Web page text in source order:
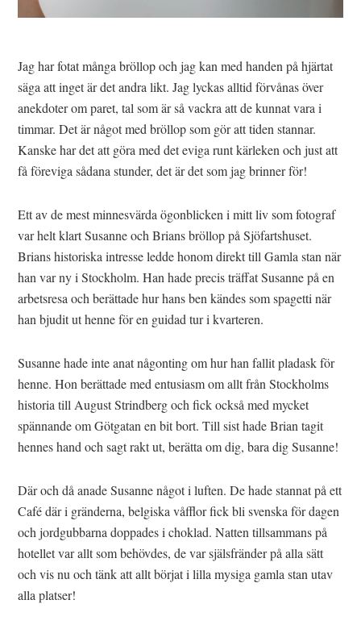
Jag har fotat många bröllop och jag kan med handen på hjärtat
säga att inget är det andra likt. Jag lyckas alltid förvånas över
anekdoter om paret, tal som är så vackra att de kunnat vara i
timmar. Det är något med bröllop som gör att tiden stannar.
Kanske har det att göra med det eviga runt kärleken och just att
få föreviga sådana stunder, det är det som jag brinner för!
Ett av de mest minnesvärda ögonblicken i mitt liv som fotograf
var helt klart Susanne och Brians bröllop på Sjöfartshuset.
Brians historiska intresse ledde honom direkt till Gamla stan när
han var ny i Stockholm. Han hade precis träffat Susanne på en
arbetsresa och berättade hur hans ben kändes som spagetti när
han bjudit ut henne för en guidad tur i kvarteren.
Susanne hade inte anat någonting om hur han fallit pladask för
henne. Hon berättade med entusiasm om allt från Stockholms
historia till August Strindberg och fick också med mycket
spännande om Götgatan en bit bort. Till sist hade Brian tagit
hennes hand och sagt rakt ut, berätta om dig, bara dig Susanne!
Där och då anade Susanne något i luften. De hade stannat på ett
Café där i gränderna, belgiska våfflor fick bli svenska för dagen
och jordgubbarna doppades i choklad. Natten tillsammans på
hotellet var allt som behövdes, de var själsfränder på alla sätt
och vis nu och tänk att allt börjat i lilla mysiga gamla stan utav
alla platser!